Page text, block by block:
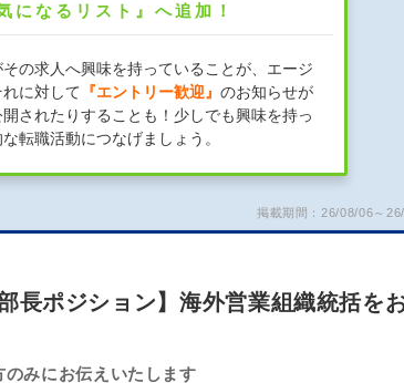
になるリスト』へ追加！
の求人へ興味を持っていることが、エージ
に対して 『エントリー歓迎』 のお知らせが
されたりすることも！少しでも興味を持っ
転職活動につなげましょう。
掲載期間：26/08/06～
長ポジション】海外営業組織統括を
みにお伝えいたします